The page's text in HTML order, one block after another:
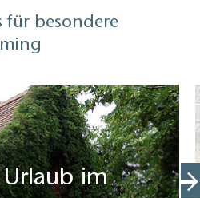
für besondere
im